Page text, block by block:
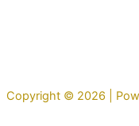
Copyright © 2026 |